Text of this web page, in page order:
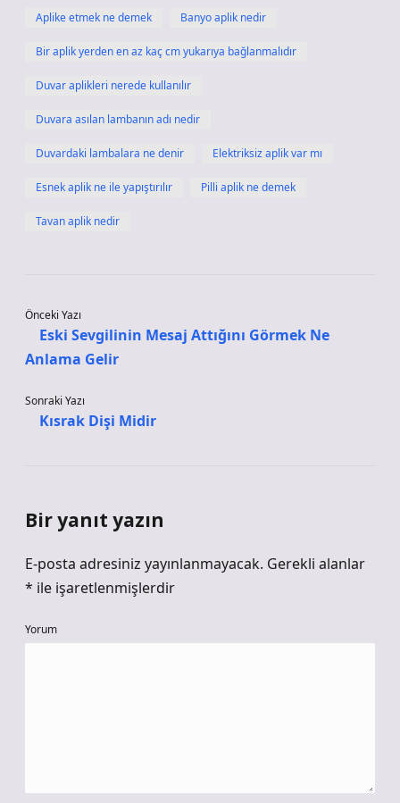
Aplike etmek ne demek Banyo aplik nedir
Bir aplik yerden en az kaç cm yukarıya bağlanmalıdır
Duvar aplikleri nerede kullanılır
Duvara asılan lambanın adı nedir
Duvardaki lambalara ne denir Elektriksiz aplik var mı
Esnek aplik ne ile yapıştırılır Pilli aplik ne demek
Tavan aplik nedir
Önceki Yazı
Eski Sevgilinin Mesaj Attığını Görmek Ne
Anlama Gelir
Sonraki Yazı
Kısrak Dişi Midir
Bir yanıt yazın
E-posta adresiniz yayınlanmayacak. Gerekli alanlar
* ile işaretlenmişlerdir
Yorum